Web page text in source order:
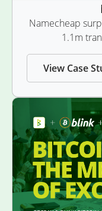
Namecheap
1.1m
View Case